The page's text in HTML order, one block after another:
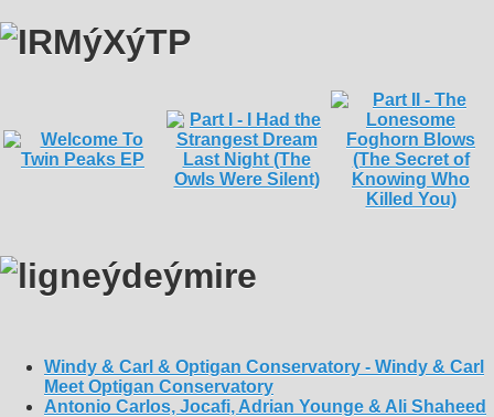
Windy & Carl & Optigan Conservatory - Windy & Carl
Meet Optigan Conservatory
Antonio Carlos, Jocafi, Adrian Younge & Ali Shaheed